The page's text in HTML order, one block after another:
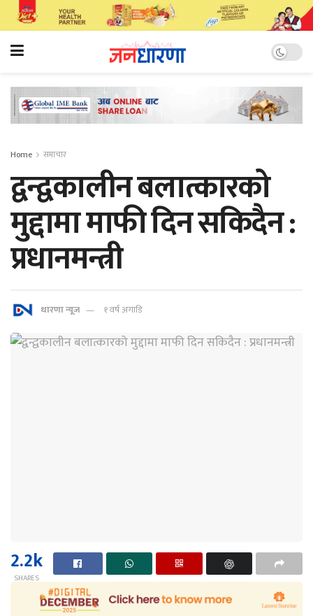
Home समाचार
द्वन्द्वकालीन बलात्कारको
मुद्दामा माफी दिन सकिदैन :
प्रधानमन्त्री
धारणा न्यूज १ वर्ष अगाडि
2.2k
SHARES